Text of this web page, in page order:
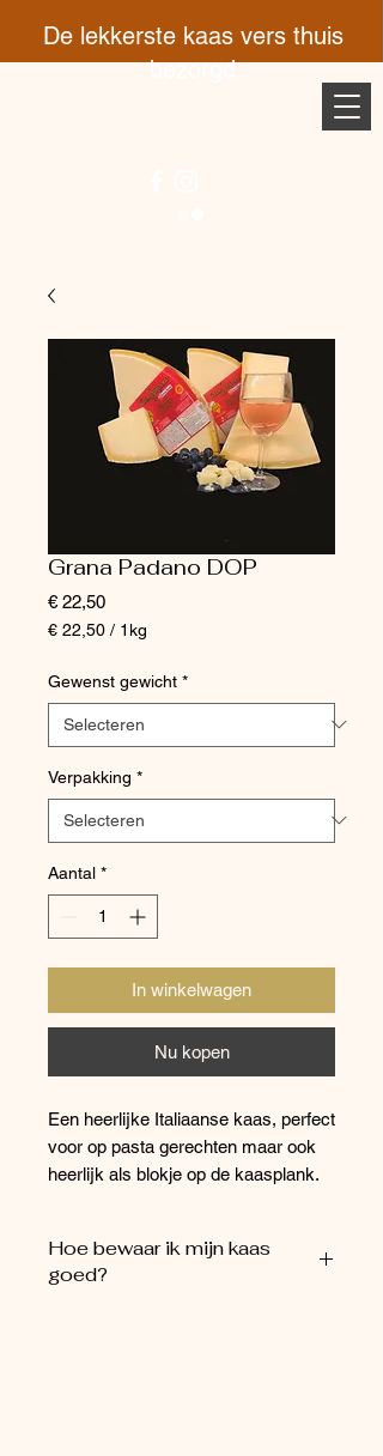
De lekkerste kaas vers thuis
bezorgd
Grana Padano DOP
€ 22,50Prijs
€ 22,50 / 1kg
per
Kilogram
Gewenst gewicht *
Verpakking *
Aantal *
In winkelwagen
Nu kopen
Een heerlijke Italiaanse kaas, perfect
voor op pasta gerechten maar ook
heerlijk als blokje op de kaasplank.
Hoe bewaar ik mijn kaas
goed?